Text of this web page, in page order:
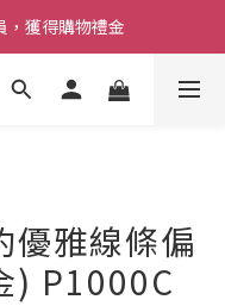
，獲得購物禮金
優雅線條偏
) P1000C